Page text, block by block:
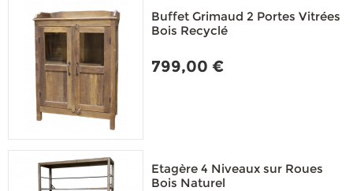
Buffet Grimaud 2 Portes Vitrées
Bois Recyclé
799,00 €
Etagère 4 Niveaux sur Roues
Bois Naturel